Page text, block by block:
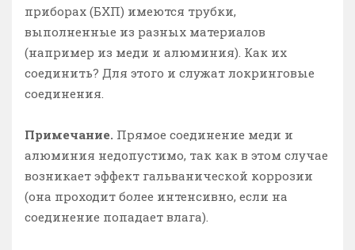
приборах (БХП) имеются трубки,
выполненные из разных материалов
(например из меди и алюминия). Как их
соединить? Для этого и служат локринговые
соединения.
Примечание. Прямое соединение меди и
алюминия недопустимо, так как в этом случае
возникает эффект гальванической коррозии
(она проходит более интенсивно, если на
соединение попадает влага).